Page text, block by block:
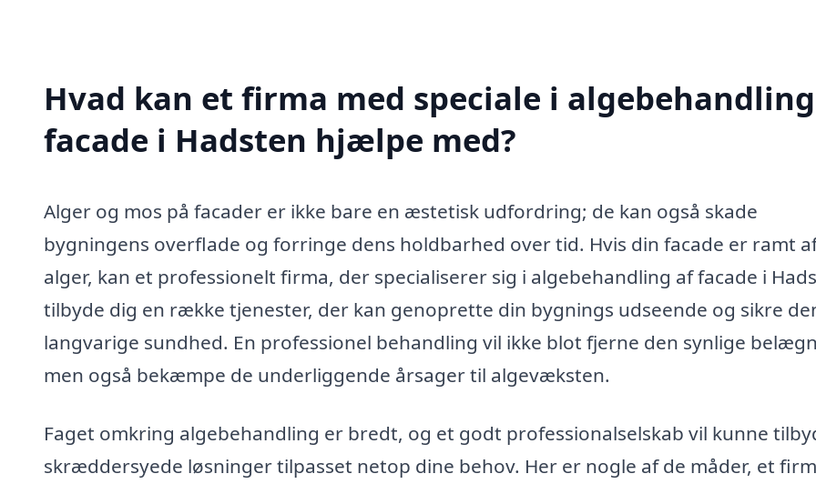
Hvad kan et firma med speciale i
facade i Hadsten hjælpe med?
Alger og mos på facader er ikke bare en æstetisk udfordring; de kan også skade
bygningens overflade og forringe dens holdbarhed over tid. Hvis din facade er ramt
alger, kan et professionelt firma, der specialiserer sig i algebehandling af facade i
tilbyde dig en række tjenester, der kan genoprette din bygnings udseende og sikre
langvarige sundhed. En professionel behandling vil ikke blot fjerne den synlige
men også bekæmpe de underliggende årsager til algevæksten.
Faget omkring algebehandling er bredt, og et godt professionalselskab vil kunne
skræddersyede løsninger tilpasset netop dine behov. Her er nogle af de måder, et